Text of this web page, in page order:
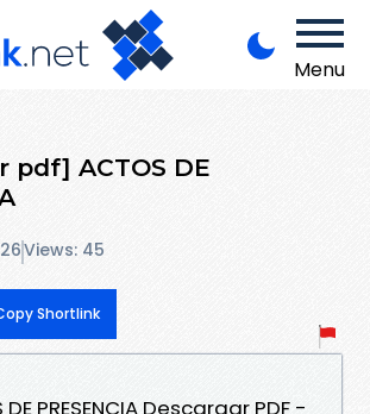
Menu
pdf] ACTOS DE
Views: 45
Shortlink
PRESENCIA Descargar PDF -